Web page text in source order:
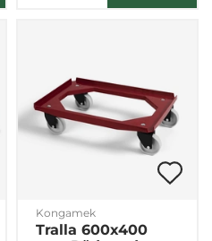
Kongamek
Tralla 600x400